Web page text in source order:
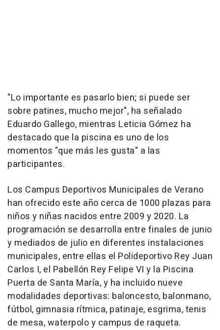
"Lo importante es pasarlo bien; si puede ser
sobre patines, mucho mejor", ha señalado
Eduardo Gallego, mientras Leticia Gómez ha
destacado que la piscina es uno de los
momentos "que más les gusta" a las
participantes.
Los Campus Deportivos Municipales de Verano
han ofrecido este año cerca de 1000 plazas para
niños y niñas nacidos entre 2009 y 2020. La
programación se desarrolla entre finales de junio
y mediados de julio en diferentes instalaciones
municipales, entre ellas el Polideportivo Rey Juan
Carlos I, el Pabellón Rey Felipe VI y la Piscina
Puerta de Santa María, y ha incluido nueve
modalidades deportivas: baloncesto, balonmano,
fútbol, gimnasia rítmica, patinaje, esgrima, tenis
de mesa, waterpolo y campus de raqueta.